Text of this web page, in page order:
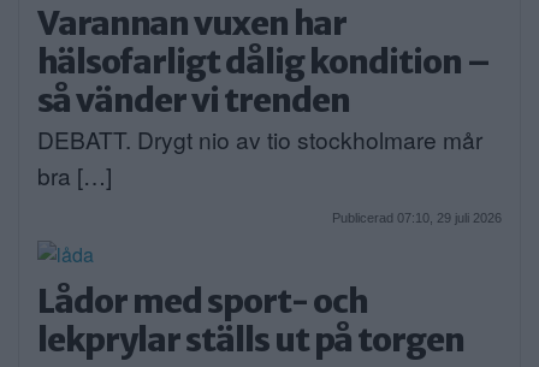
Varannan vuxen har
hälsofarligt dålig kondition –
så vänder vi trenden
DEBATT. Drygt nio av tio stockholmare mår
bra […]
Publicerad 07:10, 29 juli 2026
Lådor med sport- och
lekprylar ställs ut på torgen